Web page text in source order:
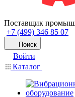
Поставщик
+7 (499) 346 85 07
Поиск
Войти
Каталог